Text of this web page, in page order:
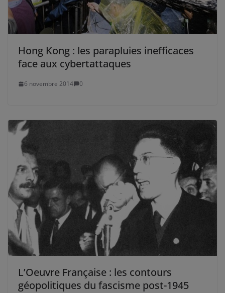
Hong Kong : les parapluies inefficaces
face aux cybertattaques
6 novembre 2014 0
L’Oeuvre Française : les contours
géopolitiques du fascisme post-1945